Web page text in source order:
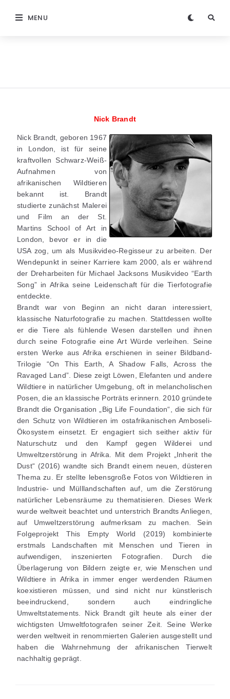
MENU
Nick Brandt
Nick Brandt, geboren 1967
in London, ist für seine
kraftvollen Schwarz-Weiß-
Aufnahmen von
afrikanischen Wildtieren
bekannt ist. Brandt
studierte zunächst Malerei
und Film an der St.
Martins School of Art in
London, bevor er in die
USA zog, um als Musikvideo-Regisseur zu arbeiten. Der
Wendepunkt in seiner Karriere kam 2000, als er während
der Dreharbeiten für Michael Jacksons Musikvideo “Earth
Song” in Afrika seine Leidenschaft für die Tierfotografie
entdeckte.
Brandt war von Beginn an nicht daran interessiert,
klassische Naturfotografie zu machen. Stattdessen wollte
er die Tiere als fühlende Wesen darstellen und ihnen
durch seine Fotografie eine Art Würde verleihen. Seine
ersten Werke aus Afrika erschienen in seiner Bildband-
Trilogie “On This Earth, A Shadow Falls, Across the
Ravaged Land”. Diese zeigt Löwen, Elefanten und andere
Wildtiere in natürlicher Umgebung, oft in melancholischen
Posen, die an klassische Porträts erinnern. 2010 gründete
Brandt die Organisation „Big Life Foundation“, die sich für
den Schutz von Wildtieren im ostafrikanischen Amboseli-
Ökosystem einsetzt. Er engagiert sich seither aktiv für
Naturschutz und den Kampf gegen Wilderei und
Umweltzerstörung in Afrika. Mit dem Projekt „Inherit the
Dust“ (2016) wandte sich Brandt einem neuen, düsteren
Thema zu. Er stellte lebensgroße Fotos von Wildtieren in
Industrie- und Mülllandschaften auf, um die Zerstörung
natürlicher Lebensräume zu thematisieren. Dieses Werk
wurde weltweit beachtet und unterstrich Brandts Anliegen,
auf Umweltzerstörung aufmerksam zu machen. Sein
Folgeprojekt This Empty World (2019) kombinierte
erstmals Landschaften mit Menschen und Tieren in
aufwendigen, inszenierten Fotografien. Durch die
Überlagerung von Bildern zeigte er, wie Menschen und
Wildtiere in Afrika in immer enger werdenden Räumen
koexistieren müssen, und sind nicht nur künstlerisch
beeindruckend, sondern auch eindringliche
Umweltstatements. Nick Brandt gilt heute als einer der
wichtigsten Umweltfotografen seiner Zeit. Seine Werke
werden weltweit in renommierten Galerien ausgestellt und
haben die Wahrnehmung der afrikanischen Tierwelt
nachhaltig geprägt.